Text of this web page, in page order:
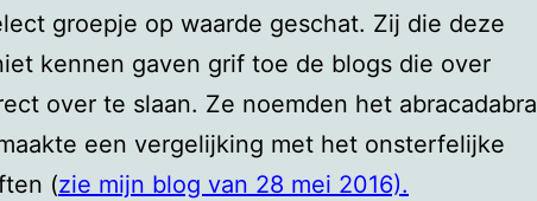
groepje op waarde geschat. Zij die deze
kennen gaven grif toe de blogs die over
over te slaan. Ze noemden het abracadabra
een vergelijking met het onsterfelijke
(zie mijn blog van 28 mei 2016).